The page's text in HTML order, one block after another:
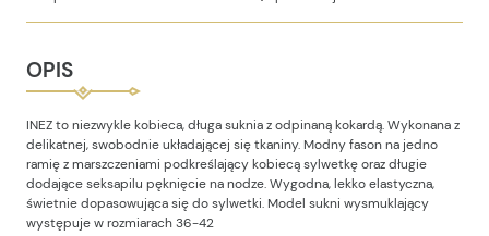
OPIS
INEZ to niezwykle kobieca, długa suknia z odpinaną kokardą. Wykonana z
delikatnej, swobodnie układającej się tkaniny. Modny fason na jedno
ramię z marszczeniami podkreślający kobiecą sylwetkę oraz długie
dodające seksapilu pęknięcie na nodze. Wygodna, lekko elastyczna,
świetnie dopasowująca się do sylwetki. Model sukni wysmuklający
występuje w rozmiarach 36-42